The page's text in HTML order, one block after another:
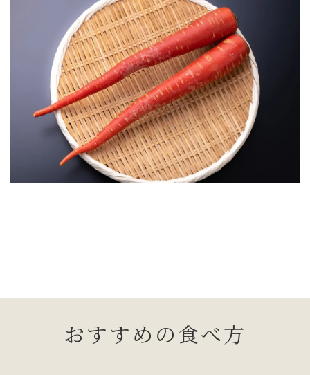
おすすめの食べ方